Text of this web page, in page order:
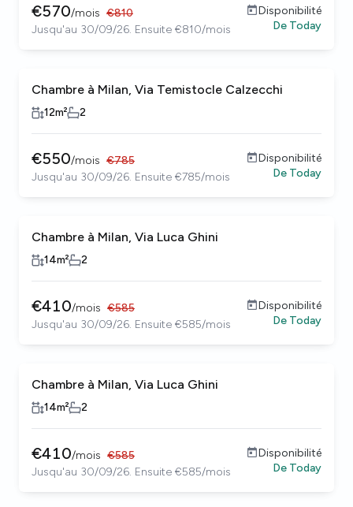
€570/mois €810
Jusqu'au 30/09/26. Ensuite €810/mois
Disponibilité
De Today
Chambre à Milan, Via Temistocle Calzecchi
12m² 2
€550/mois €785
Jusqu'au 30/09/26. Ensuite €785/mois
Disponibilité
De Today
Chambre à Milan, Via Luca Ghini
14m² 2
€410/mois €585
Jusqu'au 30/09/26. Ensuite €585/mois
Disponibilité
De Today
Chambre à Milan, Via Luca Ghini
14m² 2
€410/mois €585
Jusqu'au 30/09/26. Ensuite €585/mois
Disponibilité
De Today